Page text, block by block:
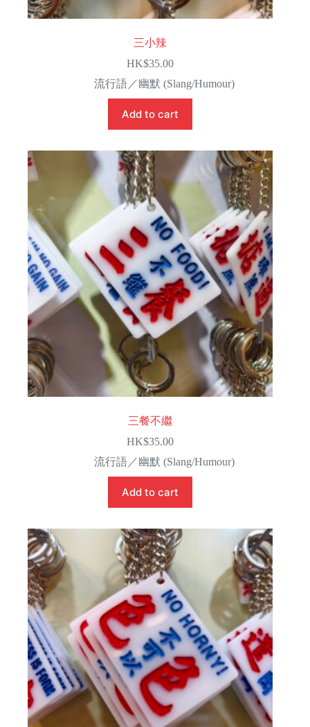
三小辣
HK$35.00
流行語／幽默 (Slang/Humour)
Add to cart
三餐不繼
HK$35.00
流行語／幽默 (Slang/Humour)
Add to cart